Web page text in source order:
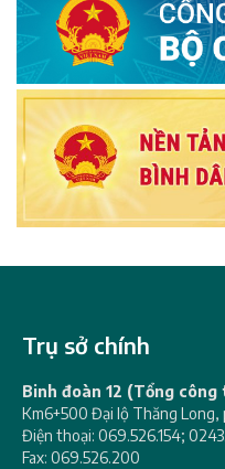
Trụ sở chính
Binh đoàn 12 (Tổng
Km6+500 Đại lộ Thăng Long,
Điện thoại: 069.526.154;
Fax: 069.526.200